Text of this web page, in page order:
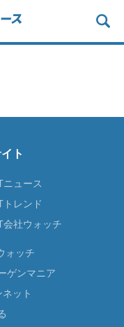
ト
ュース
レンド
社ウォッチ
ォッチ
ゲンマニア
ット